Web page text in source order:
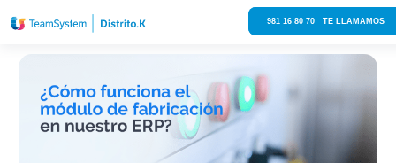
981 16 80 70 TE LLAMAMOS